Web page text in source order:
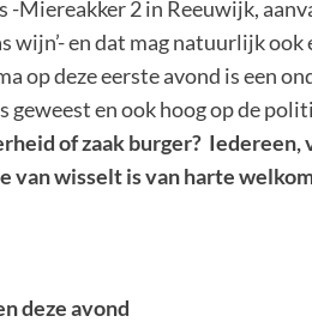
-Miereakker 2 in Reeuwijk,
wijn’- en dat mag natuurlijk
op deze eerste avond is een
geweest en ook hoog op de
of zaak burger? Iedereen,
van wisselt is van harte
deze avond